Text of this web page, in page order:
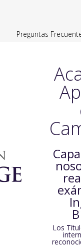
Preguntas
Los